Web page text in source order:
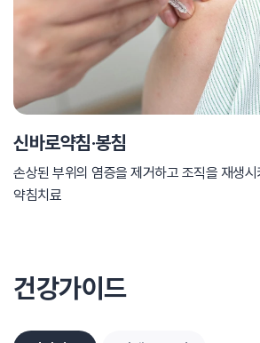
신바로약침·봉침
손상된 부위의 염증을 제거하고 조직을 재생시
약침치료
건강가이드